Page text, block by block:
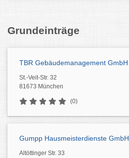
Grundeinträge
TBR Gebäudemanagement GmbH
St.-Veit-Str. 32
81673 München
(0)
Gumpp Hausmeisterdienste GmbH
Altöttinger Str. 33